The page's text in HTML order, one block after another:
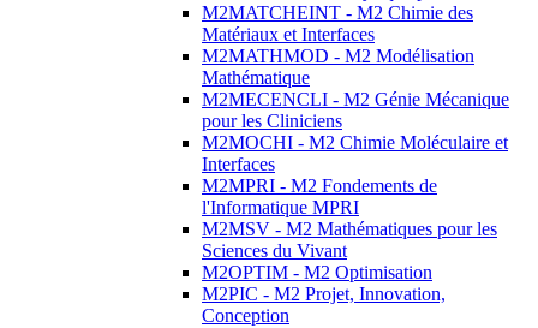
M2MATCHEINT - M2 Chimie des
Matériaux et Interfaces
M2MATHMOD - M2 Modélisation
Mathématique
M2MECENCLI - M2 Génie Mécanique
pour les Cliniciens
M2MOCHI - M2 Chimie Moléculaire et
Interfaces
M2MPRI - M2 Fondements de
l'Informatique MPRI
M2MSV - M2 Mathématiques pour les
Sciences du Vivant
M2OPTIM - M2 Optimisation
M2PIC - M2 Projet, Innovation,
Conception